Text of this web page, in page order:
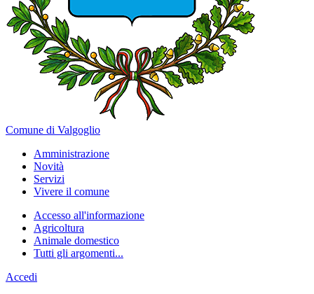
Comune di Valgoglio
Amministrazione
Novità
Servizi
Vivere il comune
Accesso all'informazione
Agricoltura
Animale domestico
Tutti gli argomenti...
Accedi